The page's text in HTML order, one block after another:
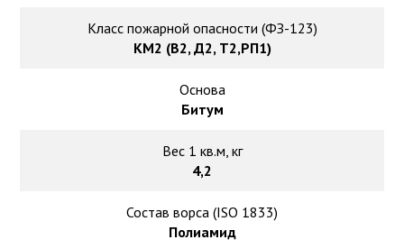
Класс пожарной опасности (ФЗ-123)
КМ2 (В2, Д2, Т2,РП1)
Основа
Битум
Вес 1 кв.м, кг
4,2
Состав ворса (ISO 1833)
Полиамид